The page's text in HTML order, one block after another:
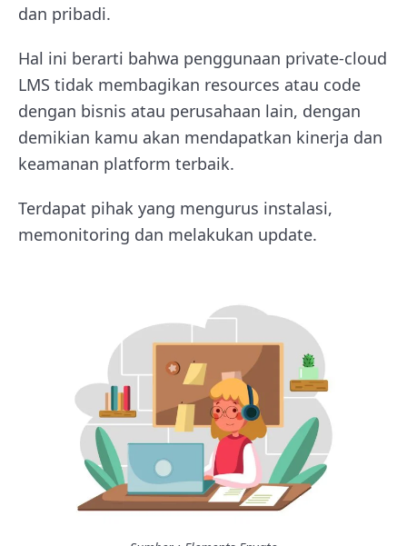
dan pribadi.
Hal ini berarti bahwa penggunaan private-cloud
LMS tidak membagikan resources atau code
dengan bisnis atau perusahaan lain, dengan
demikian kamu akan mendapatkan kinerja dan
keamanan platform terbaik.
Terdapat pihak yang mengurus instalasi,
memonitoring dan melakukan update.